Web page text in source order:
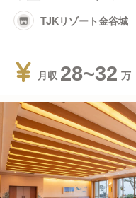
TJKリゾート金谷城
月収 28~32